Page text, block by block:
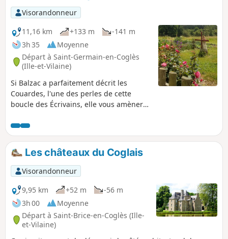
Visorandonneur
11,16 km
+133 m
-141 m
3h 35
Moyenne
Départ à Saint-Germain-en-Coglès
(Ille-et-Vilaine)
Si Balzac a parfaitement décrit les
Couardes, l'une des perles de cette
boucle des Écrivains, elle vous amènera
de la jeunesse de Jean Guéhenno.
Les châteaux du Coglais
Visorandonneur
9,95 km
+52 m
-56 m
3h 00
Moyenne
Départ à Saint-Brice-en-Coglès (Ille-
et-Vilaine)